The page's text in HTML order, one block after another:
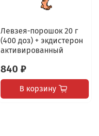
Левзея-порошок 20 г
(400 доз) + экдистерон
активированный
840 ₽
В корзину